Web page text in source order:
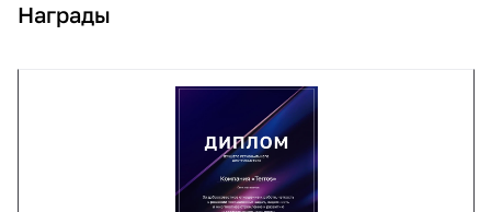
Награды